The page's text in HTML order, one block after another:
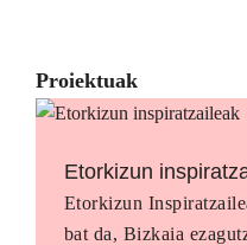
Proiektuak
Etorkizun
Etorkizun
bat da, Bizkaia